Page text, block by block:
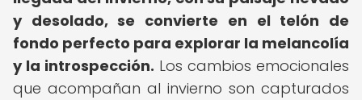
y desolado, se convierte en el telón de
fondo perfecto para explorar la melancolía
y la introspección. Los cambios emocionales
que acompañan al invierno son capturados